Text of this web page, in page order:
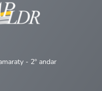
- 2º andar